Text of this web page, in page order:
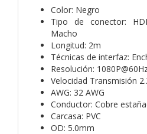
Color: Negro
Tipo de conector:
Macho
Longitud: 2m
Técnicas de interfaz:
Resolución:
Velocidad Transmisión
AWG: 32 AWG
Conductor: Cobre
Carcasa: PVC
OD: 5.0mm